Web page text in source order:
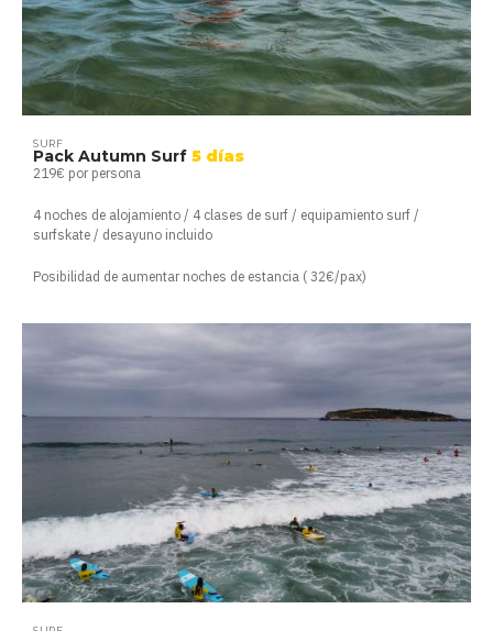
SURF
Pack Autumn Surf 5 días
219€ por persona
4 noches de alojamiento / 4 clases de surf / equipamiento surf /
surfskate / desayuno incluido
Posibilidad de aumentar noches de estancia ( 32€/pax)